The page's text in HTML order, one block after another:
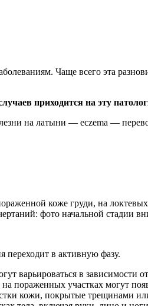
Чаще всего эта
приходится на эту
на латыни — eczema —
коже груди, на
фото начальной стадии
в активную фазу.
варьироваться в зависимости
пораженных участках могут
кожи, покрытые трещинами